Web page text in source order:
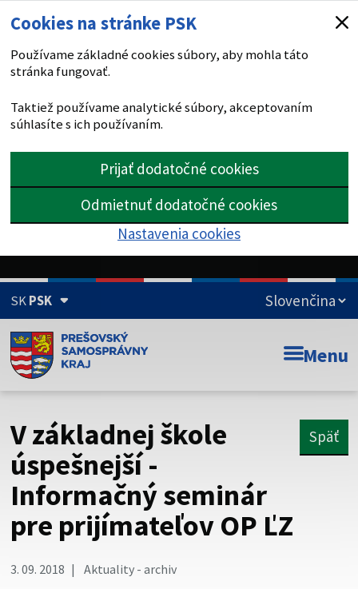
Cookies na stránke PSK
Používame základné cookies súbory, aby mohla táto
stránka fungovať.
Taktiež používame analytické súbory, akceptovaním
súhlasíte s ich používaním.
Prijať dodatočné cookies
Odmietnuť dodatočné cookies
Nastavenia cookies
SKPSK
Doména psk.sk je oficiálna
Toto je oficiálna webová stránka Prešovského
Táto stránka je zabezpečená
Buďte pozorní a vždy sa uistite, že zdieľate informácie iba
cez zabezpečenú webovú stránku. Zabezpečená stránka
vždy začína https:// pred názvom domény webového sídla.
Menu
V základnej škole
úspešnejší -
Informačný seminár
pre prijímateľov OP ĽZ
Späť
3. 09. 2018 Aktuality - archiv